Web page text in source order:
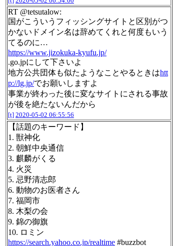
RT @tetsutalow:
国がこういうフィッシングサイトと区別がつ
かないドメイン名は辞めてくれと何度もいう
てるのに…
https://www.jizokuka-kyufu.jp/
.go.jpにして下さいよ
地方公共団体も似たようなことやるときはhtt
p://lg.jp/でお願いしますよ
事業が終わった後に変なサイトにされる事故
が後を絶たないんだから
[t] 2020-05-02 06:55:56
【話題のキーワード】
1. 獣神化
2. 朝鮮中央通信
3. 麒麟がくる
4. 火災
5. 忌野清志郎
6. 動物のお医者さん
7. 福岡市
8. 木梨の会
9. 錦の御旗
10. ロミン
https://search.yahoo.co.jp/realtime #buzzbot